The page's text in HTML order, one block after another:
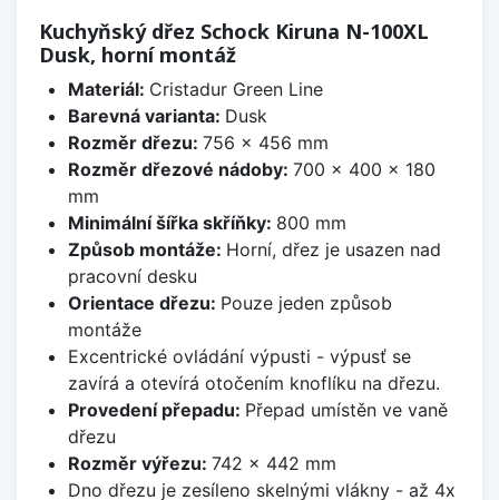
Kuchyňský dřez Schock Kiruna N-100XL
Dusk, horní montáž
Materiál: Cristadur Green Line
Barevná varianta: Dusk
Rozměr dřezu: 756 x 456 mm
Rozměr dřezové nádoby: 700 x 400 x 180
mm
Minimální šířka skříňky: 800 mm
Způsob montáže: Horní, dřez je usazen nad
pracovní desku
Orientace dřezu: Pouze jeden způsob
montáže
Excentrické ovládání výpusti - výpusť se
zavírá a otevírá otočením knoflíku na dřezu.
Provedení přepadu: Přepad umístěn ve vaně
dřezu
Rozměr výřezu: 742 x 442 mm
Dno dřezu je zesíleno skelnými vlákny - až 4x